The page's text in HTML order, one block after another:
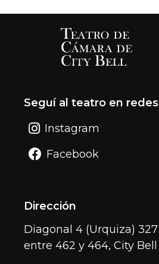
Seguí al teatro en redes
Instagram
Facebook
Dirección
Diagonal 4 (Urquiza) 327
entre 462 y 464, City Bell